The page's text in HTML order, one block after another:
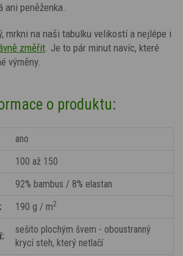
peněženka.
mrkni na naši tabulku velikostí a nejlépe i
změřit Je to pár minut navíc, které
výměny.
o produktu:
ano
100 až 150
92% bambus / 8% elastan
190 g / m2
sešito plochým švem - oboustranný
krycí steh, který netlačí